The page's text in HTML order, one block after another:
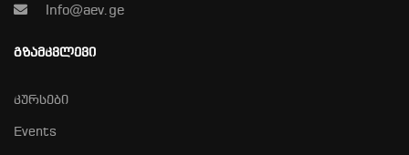
Info@aev.ge
ᲒᲖᲐᲛᲙᲕᲚᲔᲕᲘ
კურსები
Events